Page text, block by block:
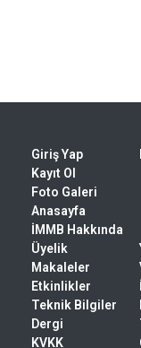
Giriş Yap
Kayıt Ol
Foto Galeri
Anasayfa
İMMB Hakkında
Üyelik
Makaleler
Etkinlikler
Teknik Bilgiler
Dergi
KVKK